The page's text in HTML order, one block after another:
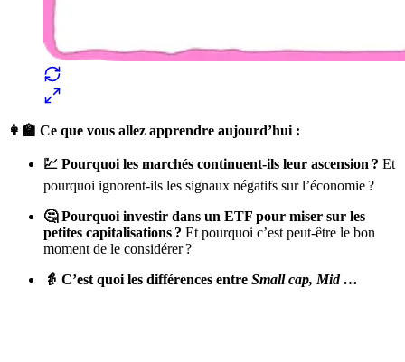
👩‍🏫 Ce que vous allez apprendre aujourd’hui :
💹 Pourquoi les marchés continuent-ils leur ascension ? Et
pourquoi ignorent-ils les signaux négatifs sur l’économie ?
🤔 Pourquoi investir dans un ETF pour miser sur les
petites capitalisations ? Et pourquoi c’est peut-être le bon
moment de le considérer ?
👵 C’est quoi les différences entre Small cap, Mid …